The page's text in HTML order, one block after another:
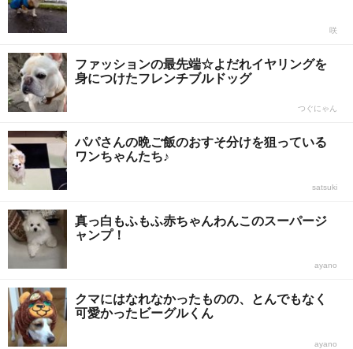
咲
ファッションの最先端☆よだれイヤリングを
身につけたフレンチブルドッグ
つぐにゃん
パパさんの晩ご飯のおすそ分けを狙っている
ワンちゃんたち♪
satsuki
真っ白もふもふ赤ちゃんわんこのスーパージ
ャンプ！
ayano
クマにはなれなかったものの、とんでもなく
可愛かったビーグルくん
ayano